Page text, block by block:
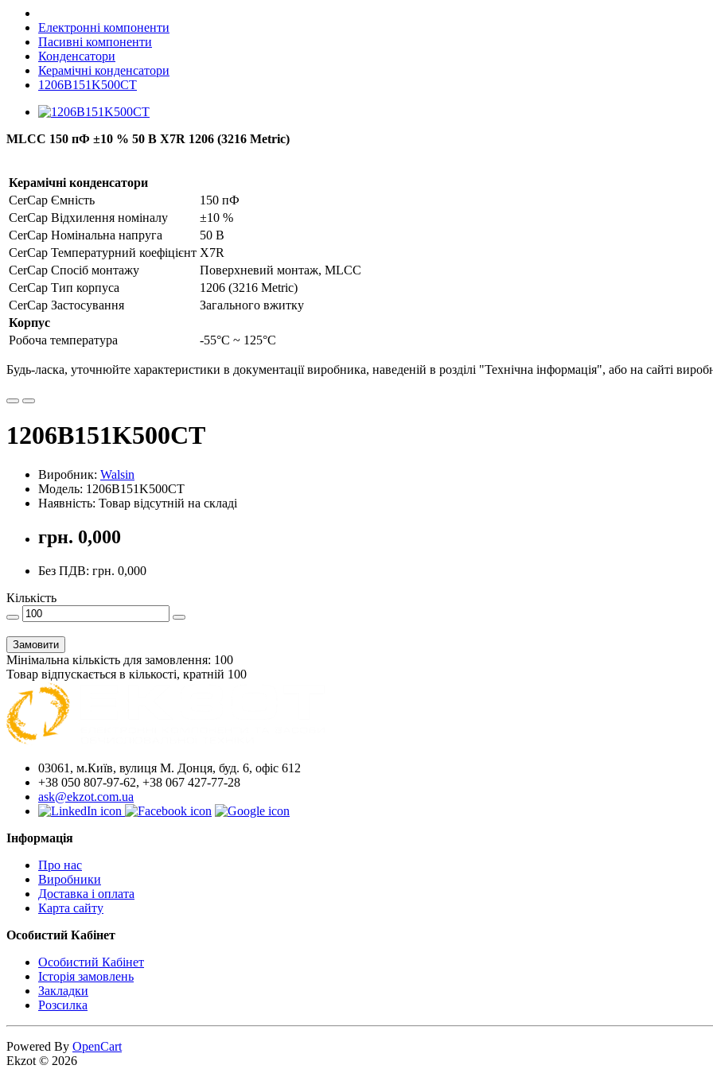
Електронні компоненти
Пасивні компоненти
Конденсатори
Керамічні конденсатори
1206B151K500CT
MLCC 150 пФ ±10 % 50 В X7R 1206 (3216 Metric)
Керамічні конденсатори
CerCap Ємність
150 пФ
CerCap Відхилення номіналу
±10 %
CerCap Номінальна напруга
50 В
CerCap Температурний коефіцієнт X7R
CerCap Спосіб монтажу
Поверхневий монтаж, MLCC
CerCap Тип корпуса
1206 (3216 Metric)
CerCap Застосування
Загального вжитку
Корпус
Робоча температура
-55°C ~ 125°C
Будь-ласка, уточнюйте характеристики в документації виробника, наведеній в розділі "Технічна інформація", або на сайті
1206B151K500CT
Виробник: Walsin
Модель: 1206B151K500CT
Наявність: Товар відсутній на складі
грн. 0,000
Без ПДВ: грн. 0,000
Кількість
Замовити
Мінімальна кількість для замовлення: 100
Товар відпускається в кількості, кратній 100
03061, м.Київ, вулиця М. Донця, буд. 6, офіс 612
+38 050 807-97-62, +38 067 427-77-28
ask@ekzot.com.ua
Інформація
Про нас
Виробники
Доставка і оплата
Карта сайту
Особистий Кабінет
Особистий Кабінет
Історія замовлень
Закладки
Розсилка
Powered By OpenCart
Ekzot © 2026